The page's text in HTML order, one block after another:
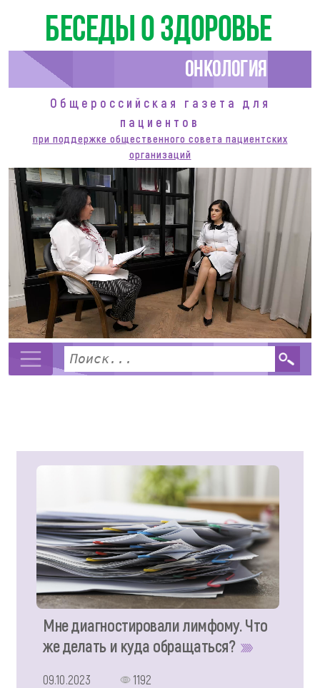
Беседы о здоровье
Онкология
Общероссийская газета для
пациентов
при поддержке общественного совета пациентских
организаций
Мне диагностировали лимфому. Что
же делать и куда обращаться?
09.10.2023
1192